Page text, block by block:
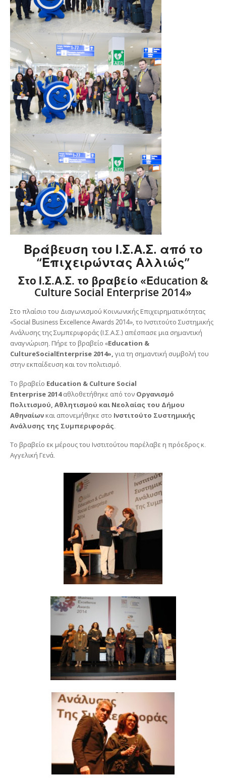
Βράβευση του Ι.Σ.Α.Σ. από το
“Επιχειρώντας Αλλιώς”
Στο Ι.Σ.Α.Σ. το βραβείο «Εducation &
Culture Social Enterprise 2014»
Στο πλαίσιο του Διαγωνισμού Κοινωνικής Επιχειρηματικότητας
«Social Business Excellence Awards 2014», το Ινστιτούτο Συστημικής
Ανάλυσης της Συμπεριφοράς (Ι.Σ.Α.Σ.) απέσπασε μια σημαντική
αναγνώριση. Πήρε το βραβείο «Εducation &
CultureSocialEnterprise 2014», για τη σημαντική συμβολή του
στην εκπαίδευση και τον πολιτισμό.
Το βραβείο Εducation & Culture Social
Enterprise 2014αθλοθετήθηκε από τον Οργανισμό
Πολιτισμού, Αθλητισμού και Νεολαίας του Δήμου
Αθηναίων και απονεμήθηκε στο Ινστιτούτο Συστημικής
Ανάλυσης της Συμπεριφοράς.
Το βραβείο εκ μέρους του Ινστιτούτου παρέλαβε η πρόεδρος κ.
Αγγελική Γενά.